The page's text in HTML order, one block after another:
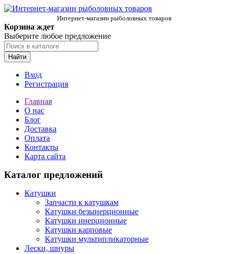
Интернет-магазин рыболовных товаров
Корзина ждет
Выберите любое предложение
Найти
Вход
Регистрация
Главная
О нас
Блог
Доставка
Оплата
Контакты
Карта сайта
Каталог предложений
Катушки
Запчасти к катушкам
Катушки безынерционные
Катушки инерционные
Катушки карповые
Катушки мультипликаторные
Лески, шнуры